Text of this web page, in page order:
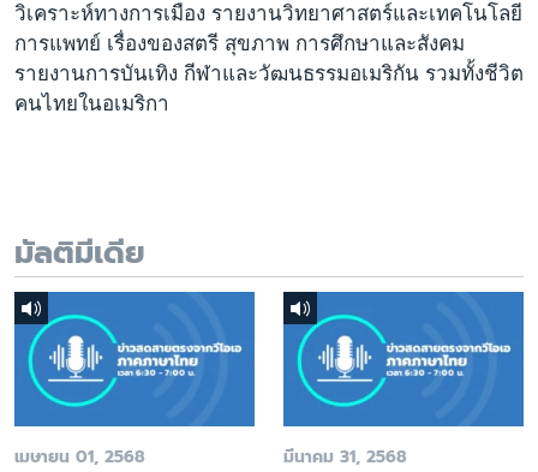
วิเคราะห์ทางการเมือง รายงานวิทยาศาสตร์และเทคโนโลยี
การแพทย์ เรื่องของสตรี สุขภาพ การศึกษาและสังคม
รายงานการบันเทิง กีฬาและวัฒนธรรมอเมริกัน รวมทั้งชีวิต
คนไทยในอเมริกา
มัลติมีเดีย
เมษายน 01, 2568 มีนาคม 31, 2568